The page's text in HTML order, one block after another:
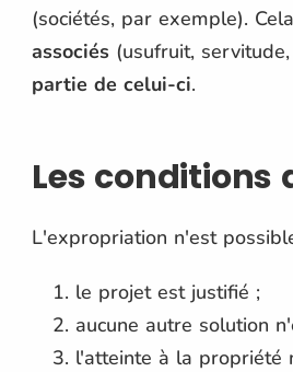
(sociétés, par exemple).
associés (usufruit,
partie de celui-ci.
Les conditions
L'expropriation n'est
le projet est justifié ;
aucune autre solution
l'atteinte à la propriété